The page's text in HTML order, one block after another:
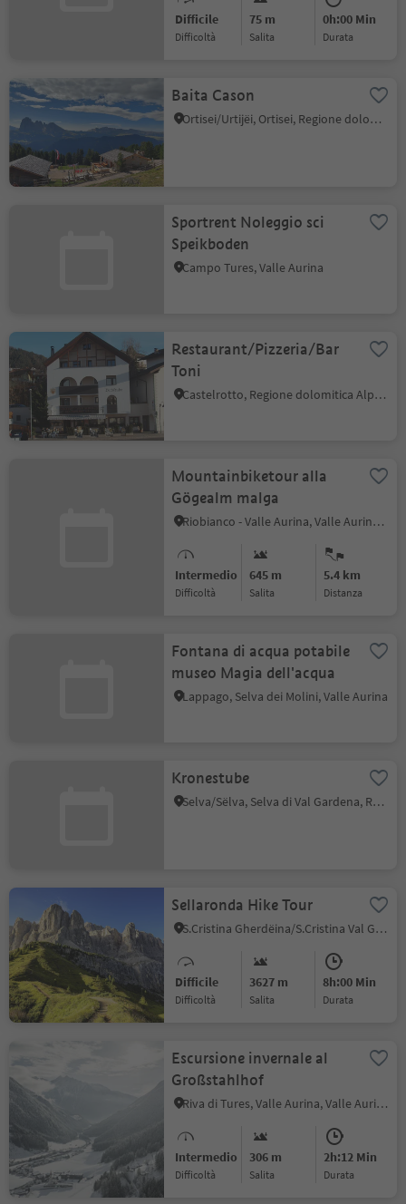
Difficile
Difficoltà
75 m
Salita
0h:00 Min
durata
Baita Cason
Ortisei/Urtijëi, Ortisei, Regione dolomitica Val Gardena
Sportrent Noleggio sci
Speikboden
Campo Tures, Valle Aurina
Restaurant/Pizzeria/Bar
Toni
Castelrotto, Regione dolomitica Alpe di Siusi
Mountainbiketour alla
Gögealm malga
Riobianco - Valle Aurina, Valle Aurina, Valle Aurina
Intermedio
Difficoltà
645 m
Salita
5.4 km
distanza
Fontana di acqua potabile
museo Magia dell'acqua
Lappago, Selva dei Molini, Valle Aurina
Kronestube
Selva/Sëlva, Selva di Val Gardena, Regione dolomitica Val Gardena
Sellaronda Hike Tour
S.Cristina Gherdëina/S.Cristina Val Gardena, Selva di Val Gardena, Regione dolomitica Val Gardena
Difficile
Difficoltà
3627 m
Salita
8h:00 Min
durata
Escursione invernale al
Großstahlhof
Riva di Tures, Valle Aurina, Valle Aurina
Intermedio
Difficoltà
306 m
Salita
2h:12 Min
durata